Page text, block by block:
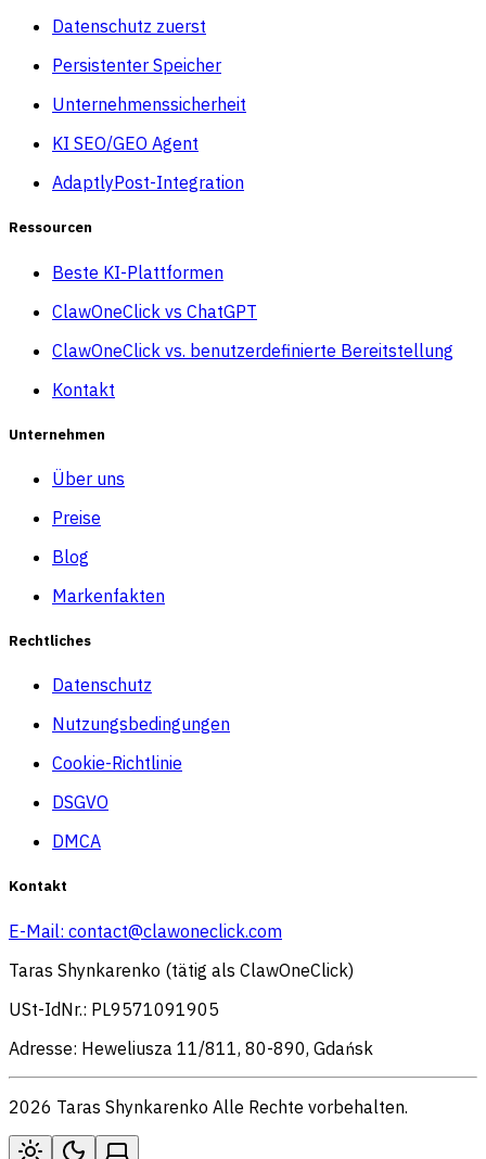
Datenschutz zuerst
Persistenter Speicher
Unternehmenssicherheit
KI SEO/GEO Agent
AdaptlyPost-Integration
Ressourcen
Beste KI-Plattformen
ClawOneClick vs ChatGPT
ClawOneClick vs. benutzerdefinierte Bereitstellung
Kontakt
Unternehmen
Über uns
Preise
Blog
Markenfakten
Rechtliches
Datenschutz
Nutzungsbedingungen
Cookie-Richtlinie
DSGVO
DMCA
Kontakt
E-Mail: contact@clawoneclick.com
Taras Shynkarenko (tätig als ClawOneClick)
USt-IdNr.: PL9571091905
Adresse: Heweliusza 11/811, 80-890, Gdańsk
2026 Taras Shynkarenko Alle Rechte vorbehalten.